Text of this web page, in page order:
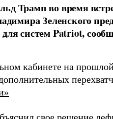
Трамп во время
Зеленского
систем Patriot,
кабинете на